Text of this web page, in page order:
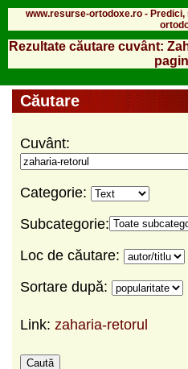
www.resurse-ortodoxe.ro -
Rezultate căutare cuvânt:
Căutare
Cuvânt:
Categorie:
Subcategorie:
Loc de căutare:
Sortare după:
Link: zaharia-retorul